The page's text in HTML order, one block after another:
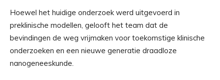
Hoewel het huidige onderzoek werd uitgevoerd in
preklinische modellen, gelooft het team dat de
bevindingen de weg vrijmaken voor toekomstige klinische
onderzoeken en een nieuwe generatie draadloze
nanogeneeskunde.